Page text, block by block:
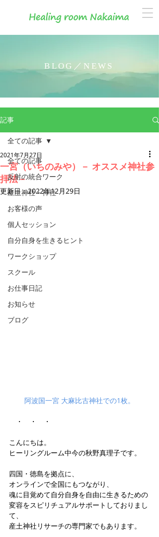
BLOG／NEWS
記事
全ての記事
反射の統合ワーク
産土神社・神社
お客様の声
個人セッション
自分自身を生きるヒント
ワークショップ
スクール
お仕事日記
お知らせ
ブログ
全ての記事
一宮（いちのみや）－ オススメ神社参
拝法－
2021年7月27日
更新日：2022年12月29日
阿波国一宮 大麻比古神社での1枚。
・　・　・
こんにちは。
ヒーリングルーム中今の秋野真理子です。
四国・徳島を拠点に、
オンラインで全国にもつながり、
魂に目覚めて自分自身を自由に生きるための
変容をスピリチュアルサポートしておりまし
て、
産土神社リサーチの専門家でもあります。